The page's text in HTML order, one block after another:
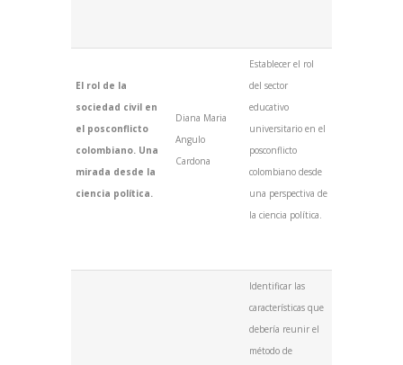
El rol de la
sociedad civil en
el posconflicto
colombiano. Una
mirada desde la
ciencia política.
Diana Maria
Angulo
Cardona
Establecer el rol
del sector
educativo
universitario en el
posconflicto
colombiano desde
una perspectiva de
la ciencia política.
Identificar las
características que
debería reunir el
método de